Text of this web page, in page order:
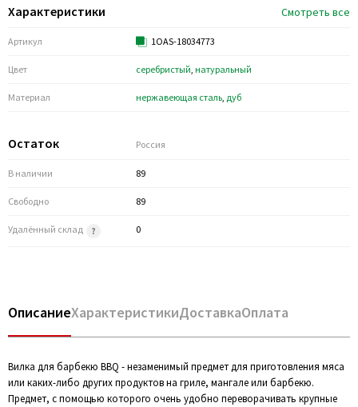
Характеристики Смотреть все
Артикул 1OAS-18034773
Цвет серебристый, натуральный
Материал нержавеющая cталь, дуб
Остаток Россия
В наличии 89
Свободно 89
Удалённый склад 0
ОписаниеХарактеристикиДоставкаОплата
Вилка для барбекю BBQ - незаменимый предмет для приготовления мяса
или каких-либо других продуктов на гриле, мангале или барбекю.
Предмет, с помощью которого очень удобно переворачивать крупные